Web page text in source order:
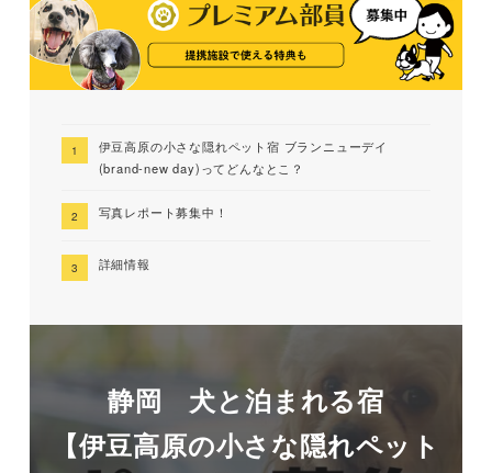
伊豆高原の小さな隠れペット宿 ブランニューデイ
(brand-new day)ってどんなとこ？
写真レポート募集中！
詳細情報
静岡 犬と泊まれる宿
【伊豆高原の小さな隠れペット